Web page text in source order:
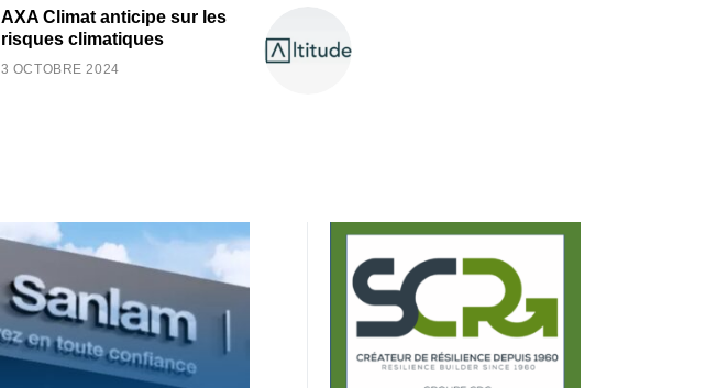
AXA Climat anticipe sur les
risques climatiques
3 OCTOBRE 2024